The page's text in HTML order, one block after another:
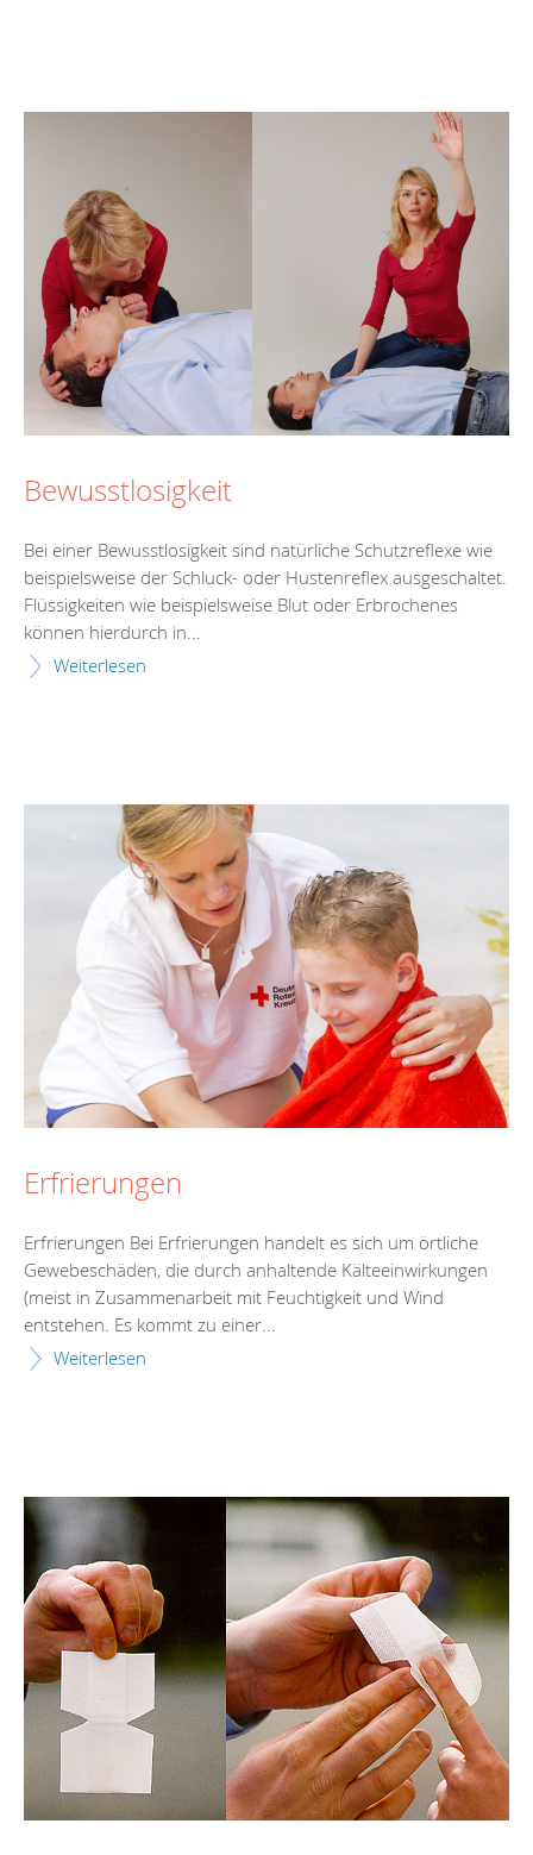
Bewusstlosigkeit
Bei einer Bewusstlosigkeit sind natürliche Schutzreflexe wie
beispielsweise der Schluck- oder Hustenreflex ausgeschaltet.
Flüssigkeiten wie beispielsweise Blut oder Erbrochenes
können hierdurch in...
Weiterlesen
Erfrierungen
Erfrierungen Bei Erfrierungen handelt es sich um örtliche
Gewebeschäden, die durch anhaltende Kälteeinwirkungen
(meist in Zusammenarbeit mit Feuchtigkeit und Wind
entstehen. Es kommt zu einer...
Weiterlesen